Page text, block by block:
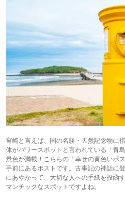
宮崎と言えば、国の名勝・天然記念物に
体がパワースポットと言われている「青
景色が満載！こちらの「幸せの黄色いポ
手前にあるポストです。古事記の神話に
にあやかって、大切な人への手紙を投函
マンチックなスポットですよね。